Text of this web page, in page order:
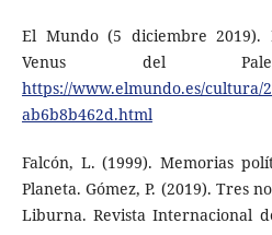
El Mundo (5 diciembre 2019).
Venus del
https://www.elmundo.es/cultura/
ab6b8b462d.html
Falcón, L. (1999). Memorias
Planeta. Gómez, P. (2019). Tres
Liburna. Revista Internacional